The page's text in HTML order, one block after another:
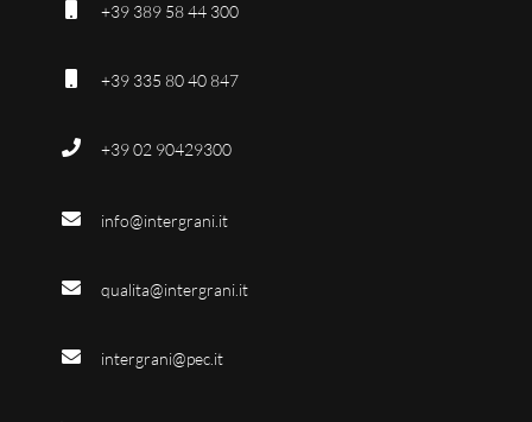
+39 389 58 44 300
+39 335 80 40 847
+39 02 90429300
info@intergrani.it
qualita@intergrani.it
intergrani@pec.it